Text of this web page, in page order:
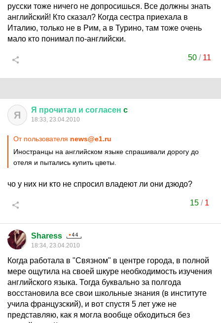
русски тоже ничего не допросишься. Все должны знать
английский! Кто сказал? Когда сестра приехала в
Италию, только не в Рим, а в Турино, там тоже очень
мало кто понимал по-английски.
50 / 11
Я Я прочитал и согласен c
18:33, 23.04.2010
От пользователя news@e1.ru
Иностранцы на английском языке спрашивали дорогу до
отеля и пытались купить цветы.
чо у них ни кто не спросил владеют ли они дзюдо?
15 / 1
Sharess
18:34, 23.04.2010
Когда работала в "Связном" в центре города, в полной
мере ощутила на своей шкуре необходимость изучения
английского языка. Тогда буквально за полгода
восстановила все свои школьные знания (в институте
учила французский), и вот спустя 5 лет уже не
представляю, как я могла вообще обходиться без